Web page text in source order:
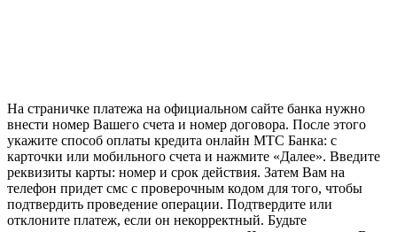
На страничке платежа на официальном сайте банка нужно
внести номер Вашего счета и номер договора. После этого
укажите способ оплаты кредита онлайн МТС Банка: с
карточки или мобильного счета и нажмите «Далее». Введите
реквизиты карты: номер и срок действия. Затем Вам на
телефон придет смс с проверочным кодом для того, чтобы
подтвердить проведение операции. Подтвердите или
отклоните платеж, если он некорректный. Будьте